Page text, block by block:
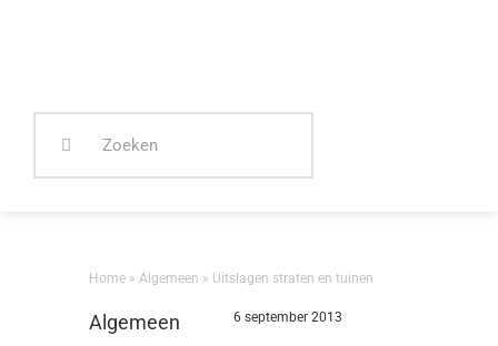
Home »Algemeen » Uitslagen straten en tuinen
Algemeen
6 september 2013